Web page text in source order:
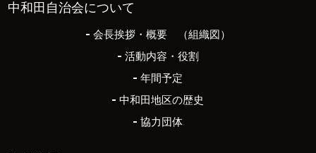
中和田自治会について
会長挨拶・概要 （組織図）
活動内容・役割
年間予定
中和田地区の歴史
協力団体